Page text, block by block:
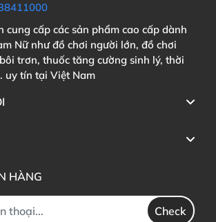
cung cấp các sản phẩm cao cấp dành
Nữ như đồ chơi người lớn, đồ chơi
trơn, thuốc tăng cường sinh lý, thời
uy tín tại Việt Nam
HÀNG
Check